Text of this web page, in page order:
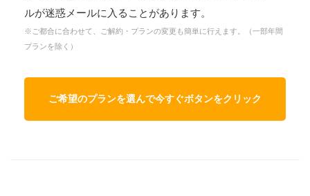
ルが迷惑メールに入ることがあります。
※ご都合に合わせて、ご解約・プランの変更も簡単に行えます。（一部年間
プランを除く）
ご希望のプランを選んで今すぐボタンをクリック